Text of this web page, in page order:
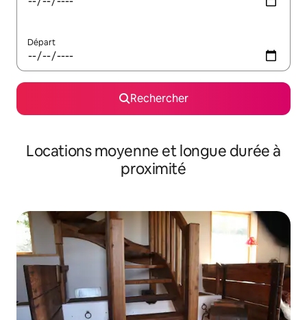
Départ
Rechercher
Locations moyenne et longue durée à
proximité